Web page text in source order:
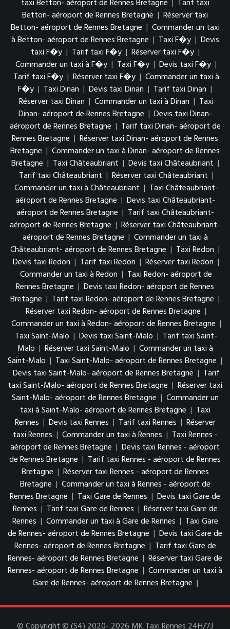
taxi Betton- aéroport de Rennes Bretagne | Tarif taxi
Betton- aéroport de Rennes Bretagne | Réserver taxi
Betton- aéroport de Rennes Bretagne | Commander un taxi
à Betton- aéroport de Rennes Bretagne | Taxi F�y | Devis
taxi F�y | Tarif taxi F�y | Réserver taxi F�y |
Commander un taxi à F�y | Taxi F�y | Devis taxi F�y |
Tarif taxi F�y | Réserver taxi F�y | Commander un taxi à
F�y | Taxi Dinan | Devis taxi Dinan | Tarif taxi Dinan |
Réserver taxi Dinan | Commander un taxi à Dinan | Taxi
Dinan- aéroport de Rennes Bretagne | Devis taxi Dinan-
aéroport de Rennes Bretagne | Tarif taxi Dinan- aéroport de
Rennes Bretagne | Réserver taxi Dinan- aéroport de Rennes
Bretagne | Commander un taxi à Dinan- aéroport de Rennes
Bretagne | Taxi Châteaubriant | Devis taxi Châteaubriant |
Tarif taxi Châteaubriant | Réserver taxi Châteaubriant |
Commander un taxi à Châteaubriant | Taxi Châteaubriant-
aéroport de Rennes Bretagne | Devis taxi Châteaubriant-
aéroport de Rennes Bretagne | Tarif taxi Châteaubriant-
aéroport de Rennes Bretagne | Réserver taxi Châteaubriant-
aéroport de Rennes Bretagne | Commander un taxi à
Châteaubriant- aéroport de Rennes Bretagne | Taxi Redon |
Devis taxi Redon | Tarif taxi Redon | Réserver taxi Redon |
Commander un taxi à Redon | Taxi Redon- aéroport de
Rennes Bretagne | Devis taxi Redon- aéroport de Rennes
Bretagne | Tarif taxi Redon- aéroport de Rennes Bretagne |
Réserver taxi Redon- aéroport de Rennes Bretagne |
Commander un taxi à Redon- aéroport de Rennes Bretagne |
Taxi Saint-Malo | Devis taxi Saint-Malo | Tarif taxi Saint-
Malo | Réserver taxi Saint-Malo | Commander un taxi à
Saint-Malo | Taxi Saint-Malo- aéroport de Rennes Bretagne |
Devis taxi Saint-Malo- aéroport de Rennes Bretagne | Tarif
taxi Saint-Malo- aéroport de Rennes Bretagne | Réserver taxi
Saint-Malo- aéroport de Rennes Bretagne | Commander un
taxi à Saint-Malo- aéroport de Rennes Bretagne | Taxi
Rennes | Devis taxi Rennes | Tarif taxi Rennes | Réserver
taxi Rennes | Commander un taxi à Rennes | Taxi Rennes -
aéroport de Rennes Bretagne | Devis taxi Rennes - aéroport
de Rennes Bretagne | Tarif taxi Rennes - aéroport de Rennes
Bretagne | Réserver taxi Rennes - aéroport de Rennes
Bretagne | Commander un taxi à Rennes - aéroport de
Rennes Bretagne | Taxi Gare de Rennes | Devis taxi Gare de
Rennes | Tarif taxi Gare de Rennes | Réserver taxi Gare de
Rennes | Commander un taxi à Gare de Rennes | Taxi Gare
de Rennes- aéroport de Rennes Bretagne | Devis taxi Gare de
Rennes- aéroport de Rennes Bretagne | Tarif taxi Gare de
Rennes- aéroport de Rennes Bretagne | Réserver taxi Gare de
Rennes- aéroport de Rennes Bretagne | Commander un taxi à
Gare de Rennes- aéroport de Rennes Bretagne |